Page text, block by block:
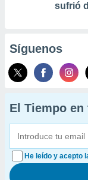
sufrió
Síguenos
El Tiempo en
He leído y acepto